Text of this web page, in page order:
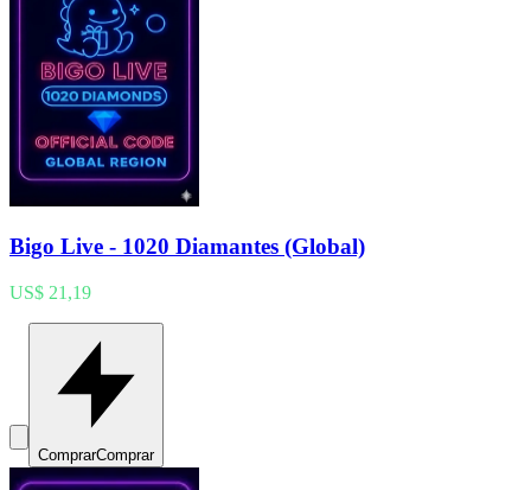
Bigo Live - 1020 Diamantes (Global)
US$ 21,19
ComprarComprar